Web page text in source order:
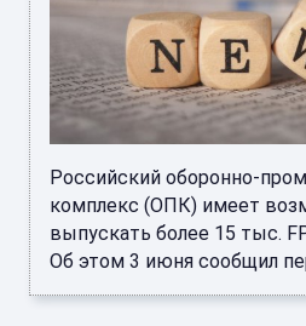
Российский оборонно-
комплекс (ОПК) имеет
выпускать более 15 тыс.
Об этом 3 июня сообщил